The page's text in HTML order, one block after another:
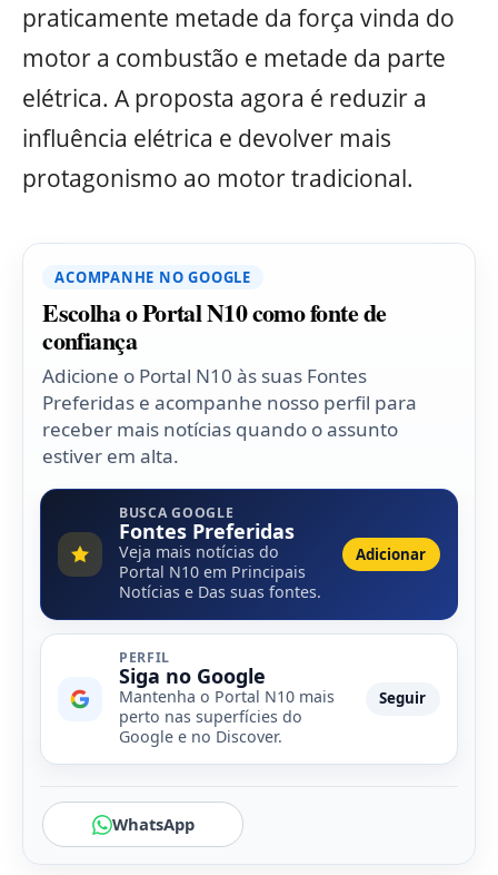
praticamente metade da força vinda do
motor a combustão e metade da parte
elétrica. A proposta agora é reduzir a
influência elétrica e devolver mais
protagonismo ao motor tradicional.
ACOMPANHE NO GOOGLE
Escolha o Portal N10 como fonte de
confiança
Adicione o Portal N10 às suas Fontes
Preferidas e acompanhe nosso perfil para
receber mais notícias quando o assunto
estiver em alta.
BUSCA GOOGLE
Fontes Preferidas
Veja mais notícias do
Portal N10 em Principais
Notícias e Das suas fontes.
Adicionar
PERFIL
Siga no Google
Mantenha o Portal N10 mais
perto nas superfícies do
Google e no Discover.
Seguir
WhatsApp